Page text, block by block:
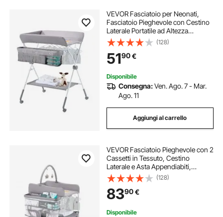
VEVOR Fasciatoio per Neonati,
Fasciatoio Pieghevole con Cestino
Laterale Portatile ad Altezza
Regolabile con Ruote Bloccabili,
Organizzatore Multifunzionale per
Cameretta dei Bambini, Grigio
Chiaro
(128)
5190€
Disponibile
Consegna:Ven. Ago. 7 - Mar.
Ago. 11
Aggiungi al carrello
VEVOR Fasciatoio Pieghevole con 2
Cassetti in Tessuto, Cestino
Laterale e Asta Appendiabiti,
Fasciatoio Portabile Regolabile in
Altezza con Ruote Bloccabili e 2
Giocattoli, Grigio Chiaro
(128)
8390€
Disponibile